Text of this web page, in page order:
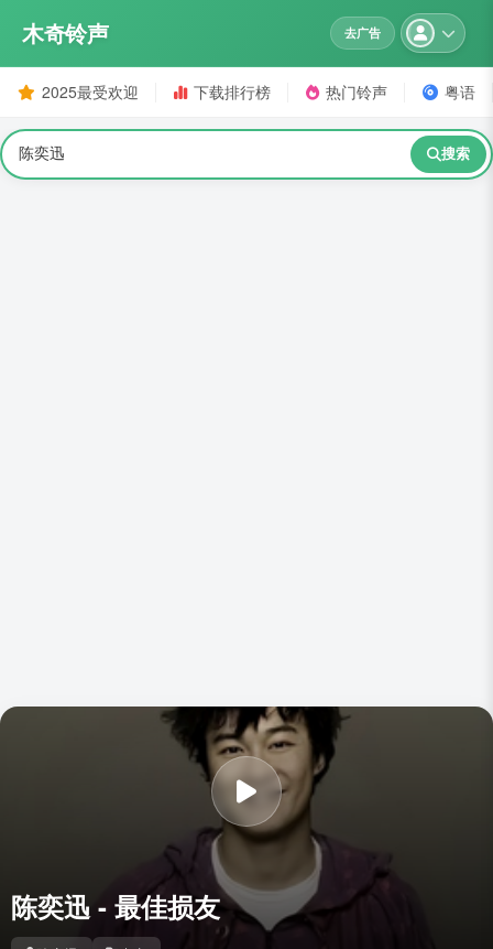
木奇铃声 去广告
2025最受欢迎 下载排行榜 热门铃声 粤语
搜索
陈奕迅 - 最佳损友